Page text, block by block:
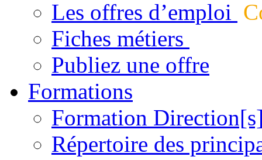
Les offres d’emploi
Fiches métiers
Publiez une offre
Formations
Formation
Répertoire des